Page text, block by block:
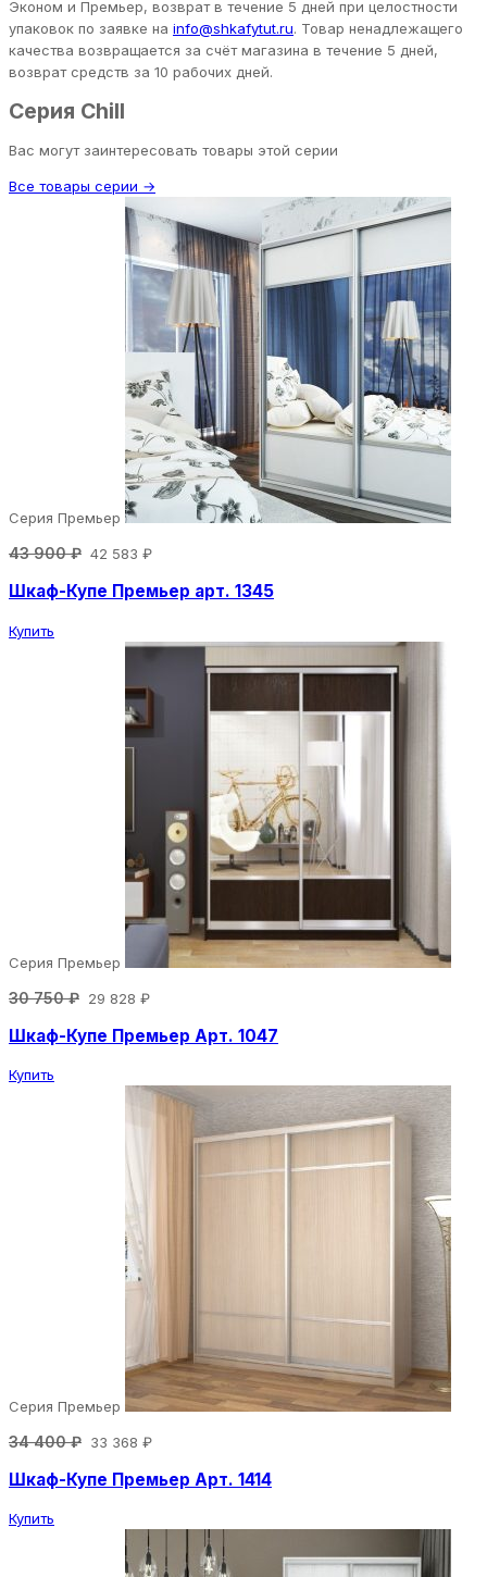
Эконом и Премьер, возврат в течение 5 дней при целостности
упаковок по заявке на info@shkafytut.ru. Товар ненадлежащего
качества возвращается за счёт магазина в течение 5 дней,
возврат средств за 10 рабочих дней.
Серия Chill
Вас могут заинтересовать товары этой серии
Все товары серии →
Серия Премьер
43 900 ₽ 42 583 ₽
Шкаф-Купе Премьер арт. 1345
Купить
Серия Премьер
30 750 ₽ 29 828 ₽
Шкаф-Купе Премьер Арт. 1047
Купить
Серия Премьер
34 400 ₽ 33 368 ₽
Шкаф-Купе Премьер Арт. 1414
Купить